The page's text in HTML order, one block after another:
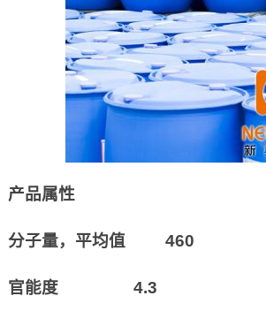
产品属性
分子量，平均值 460
官能度 4.3